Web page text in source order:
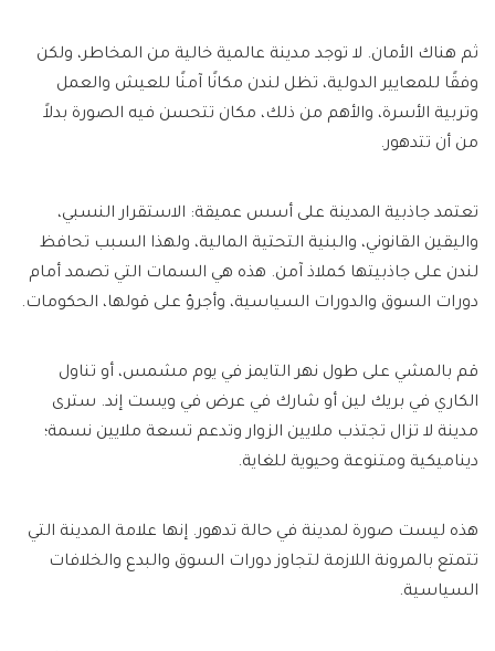
ثم هناك الأمان. لا توجد مدينة عالمية خالية من المخاطر، ولكن
وفقًا للمعايير الدولية، تظل لندن مكانًا آمنًا للعيش والعمل
وتربية الأسرة، والأهم من ذلك، مكان تتحسن فيه الصورة بدلاً
من أن تتدهور.
تعتمد جاذبية المدينة على أسس عميقة: الاستقرار النسبي،
واليقين القانوني، والبنية التحتية المالية، ولهذا السبب تحافظ
لندن على جاذبيتها كملاذ آمن. هذه هي السمات التي تصمد أمام
دورات السوق والدورات السياسية، وأجرؤ على قولها، الحكومات.
قم بالمشي على طول نهر التايمز في يوم مشمس، أو تناول
الكاري في بريك لين أو شارك في عرض في ويست إند. سترى
مدينة لا تزال تجتذب ملايين الزوار وتدعم تسعة ملايين نسمة؛
ديناميكية ومتنوعة وحيوية للغاية.
هذه ليست صورة لمدينة في حالة تدهور. إنها علامة المدينة التي
تتمتع بالمرونة اللازمة لتجاوز دورات السوق والبدع والخلافات
السياسية.